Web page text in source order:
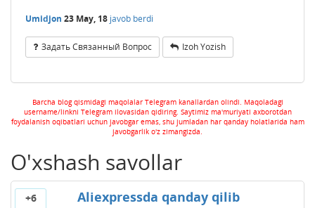
Umidjon 23 May, 18 javob berdi
Задать Связанный Вопрос Izoh Yozish
Barcha blog qismidagi maqolalar Telegram kanallardan olindi. Maqoladagi
username/linkni Telegram ilovasidan qidiring. Saytimiz ma'muriyati axborotdan
foydalanish oqibatlari uchun javobgar emas, shu jumladan har qanday holatlarida ham
javobgarlik o'z zimangizda.
O'xshash savollar
+6
Aliexpressda qanday qilib